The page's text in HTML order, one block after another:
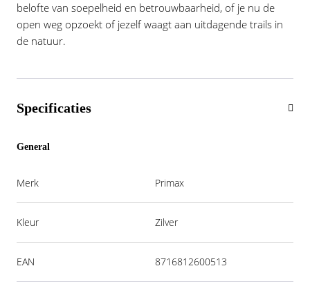
belofte van soepelheid en betrouwbaarheid, of je nu de
open weg opzoekt of jezelf waagt aan uitdagende trails in
de natuur.
Specificaties
General
Merk Primax
Kleur Zilver
EAN 8716812600513